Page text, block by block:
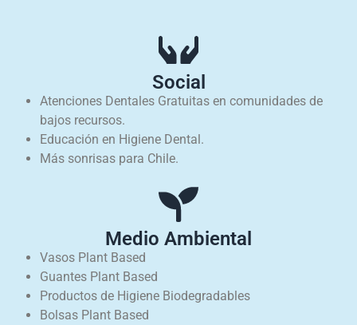
Social
Atenciones Dentales Gratuitas en comunidades de
bajos recursos.
Educación en Higiene Dental.
Más sonrisas para Chile.
Medio Ambiental
Vasos Plant Based
Guantes Plant Based
Productos de Higiene Biodegradables
Bolsas Plant Based